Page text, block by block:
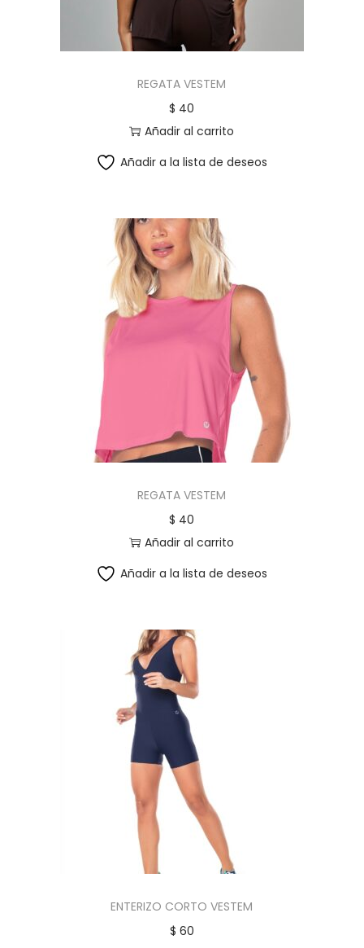
REGATA VESTEM
$ 40
Añadir al carrito
Añadir a la lista de deseos
REGATA VESTEM
$ 40
Añadir al carrito
Añadir a la lista de deseos
ENTERIZO CORTO VESTEM
$ 60